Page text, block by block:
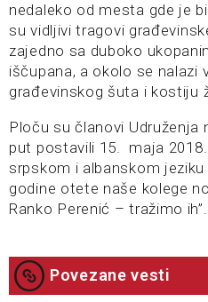
nedaleko od mesta gde je
su vidljivi tragovi
zajedno sa duboko
iščupana, a okolo se nalazi
građevinskog šuta i kostiju
Ploču su članovi Udruženja
put postavili 15. maja
srpskom i albanskom jeziku
godine otete naše kolege
Ranko Perenić – tražimo ih”.
Povezane vesti